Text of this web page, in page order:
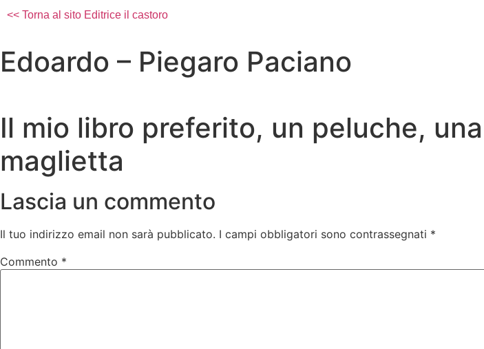
<< Torna al sito Editrice il castoro
Edoardo – Piegaro Paciano
Il mio libro preferito, un peluche,
maglietta
Lascia un commento
Il tuo indirizzo email non sarà pubblicato. I campi obbligatori sono contrassegnati *
Commento *